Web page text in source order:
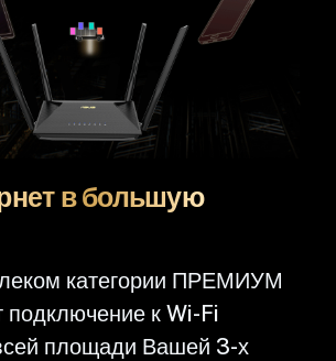
в большую
категории ПРЕМИУМ
подключение к Wi-Fi
площади Вашей 3-х